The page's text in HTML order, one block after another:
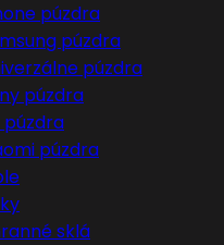
púzdra
púzdra
púzdra
púzdra
púzdra
púzdra
sklá